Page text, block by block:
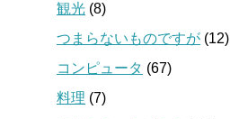
観光 (8)
つまらないものですが (12)
コンピュータ (67)
料理 (7)